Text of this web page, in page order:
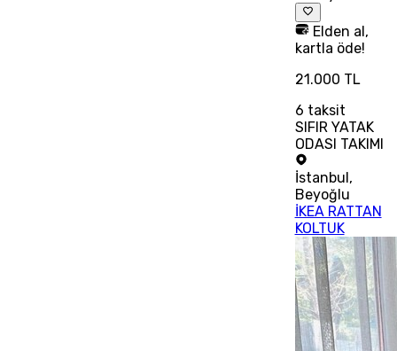
Elden al,
kartla öde!
21.000 TL
6 taksit
SIFIR YATAK
ODASI TAKIMI
İstanbul ,
Beyoğlu
İKEA RATTAN
KOLTUK